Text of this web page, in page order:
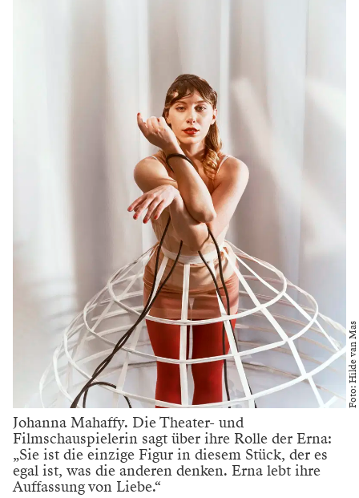
Foto: Hilde van Mas
Johanna Mahaffy. Die Theater- und
Filmschauspielerin sagt über ihre Rolle der Erna:
„Sie ist die einzige Figur in diesem Stück, der es
egal ist, was die anderen denken. Erna lebt ihre
Auffassung von Liebe.“